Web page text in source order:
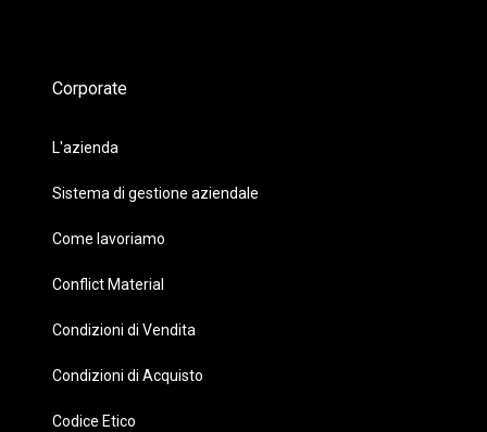
Corporate
L'azienda
Sistema di gestione aziendale
Come lavoriamo
Conflict Material
Condizioni di Vendita
Condizioni di Acquisto
Codice Etico